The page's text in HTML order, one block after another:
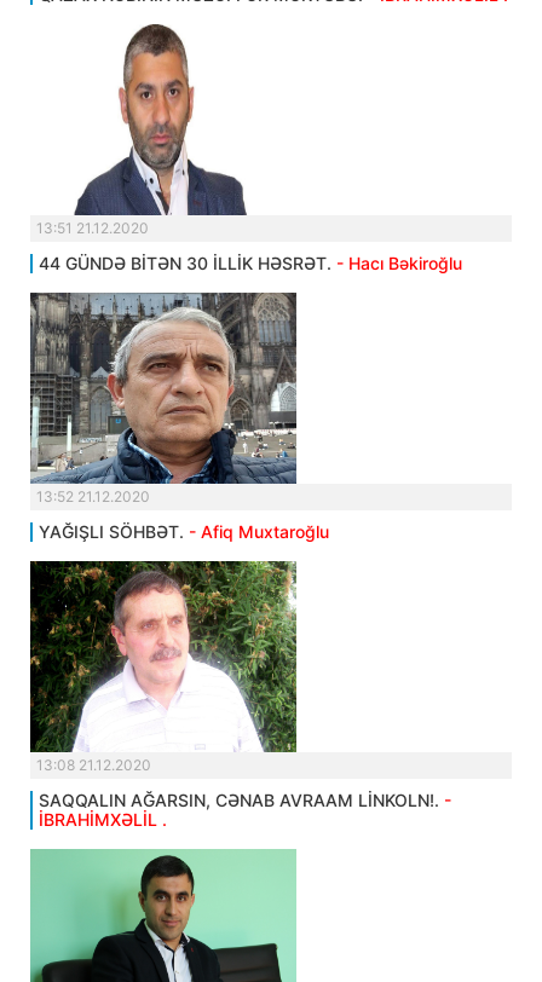
13:51 21.12.2020
44 GÜNDƏ BİTƏN 30 İLLİK HƏSRƏT. - Hacı Bəkiroğlu
13:52 21.12.2020
YAĞIŞLI SÖHBƏT. - Afiq Muxtaroğlu
13:08 21.12.2020
SAQQALIN AĞARSIN, CƏNAB AVRAAM LİNKOLN!. -
İBRAHİMXƏLİL .